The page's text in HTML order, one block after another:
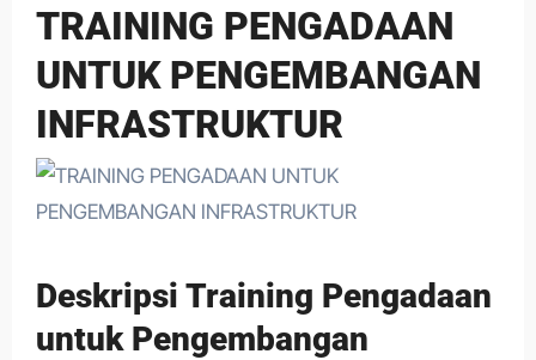
TRAINING PENGADAAN
UNTUK PENGEMBANGAN
INFRASTRUKTUR
Deskripsi Training Pengadaan
untuk Pengembangan